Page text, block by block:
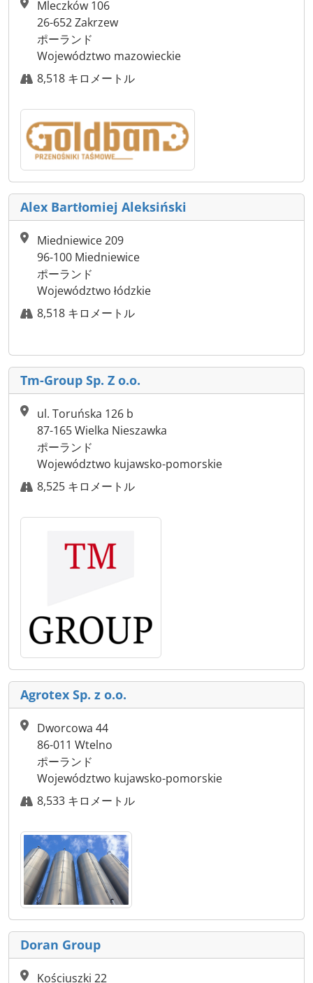
Mleczków 106
26-652 Zakrzew
ポーランド
Województwo mazowieckie
8,518 キロメートル
Alex Bartłomiej Aleksiński
Miedniewice 209
96-100 Miedniewice
ポーランド
Województwo łódzkie
8,518 キロメートル
Tm-Group Sp. Z o.o.
ul. Toruńska 126 b
87-165 Wielka Nieszawka
ポーランド
Województwo kujawsko-pomorskie
8,525 キロメートル
Agrotex Sp. z o.o.
Dworcowa 44
86-011 Wtelno
ポーランド
Województwo kujawsko-pomorskie
8,533 キロメートル
Doran Group
Kościuszki 22